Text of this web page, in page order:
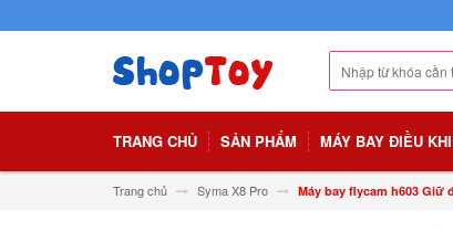
TRANG CHỦ SẢN PHẨM MÁY BAY ĐIỀU
Trang chủ Syma X8 Pro Máy bay flycam h603 Giữ